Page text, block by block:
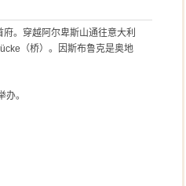
。穿越阿尔卑斯山通往意大利
（桥）。因斯布鲁克是奥地
。